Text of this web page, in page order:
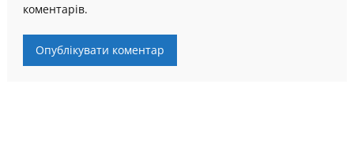
коментарів.